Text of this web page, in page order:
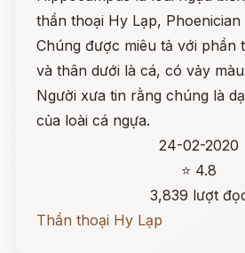
thần thoại Hy Lạp, Phoenician
Chúng được miêu tả với phần
và thân dưới là cá, có vảy
Người xưa tin rằng chúng là
của loài cá ngựa.
24-02-2020
⭐ 4.8
3,839 lượt
Thần thoại Hy Lạp